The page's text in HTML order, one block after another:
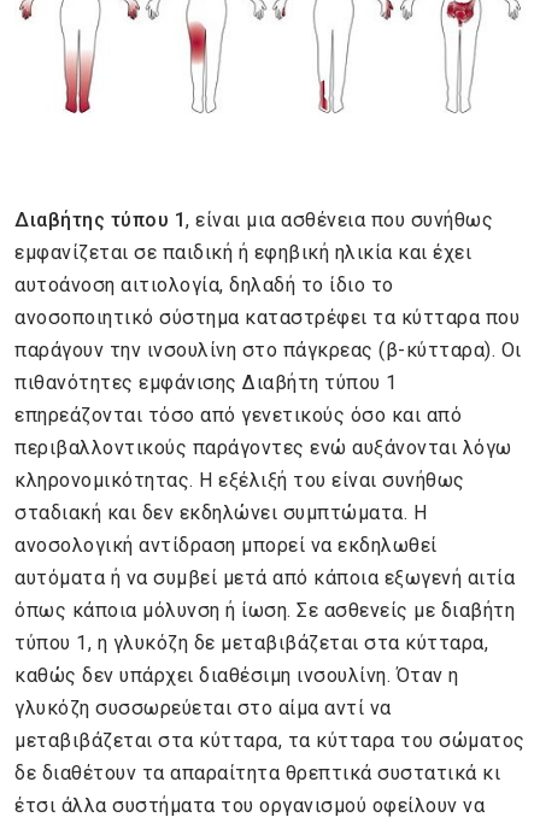
Διαβήτης τύπου 1, είναι μια ασθένεια που συνήθως
εμφανίζεται σε παιδική ή εφηβική ηλικία και έχει
αυτοάνοση αιτιολογία, δηλαδή το ίδιο το
ανοσοποιητικό σύστημα καταστρέφει τα κύτταρα που
παράγουν την ινσουλίνη στο πάγκρεας (β-κύτταρα). Οι
πιθανότητες εμφάνισης Διαβήτη τύπου 1
επηρεάζονται τόσο από γενετικούς όσο και από
περιβαλλοντικούς παράγοντες ενώ αυξάνονται λόγω
κληρονομικότητας. Η εξέλιξή του είναι συνήθως
σταδιακή και δεν εκδηλώνει συμπτώματα. Η
ανοσολογική αντίδραση μπορεί να εκδηλωθεί
αυτόματα ή να συμβεί μετά από κάποια εξωγενή αιτία
όπως κάποια μόλυνση ή ίωση. Σε ασθενείς με διαβήτη
τύπου 1, η γλυκόζη δε μεταβιβάζεται στα κύτταρα,
καθώς δεν υπάρχει διαθέσιμη ινσουλίνη. Όταν η
γλυκόζη συσσωρεύεται στο αίμα αντί να
μεταβιβάζεται στα κύτταρα, τα κύτταρα του σώματος
δε διαθέτουν τα απαραίτητα θρεπτικά συστατικά κι
έτσι άλλα συστήματα του οργανισμού οφείλουν να